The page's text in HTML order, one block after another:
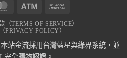
MasterCard Atm
（TERMS OF SERVICE）
PRIVACY POLICY）
站金流採用台灣藍星與綠界系統，並